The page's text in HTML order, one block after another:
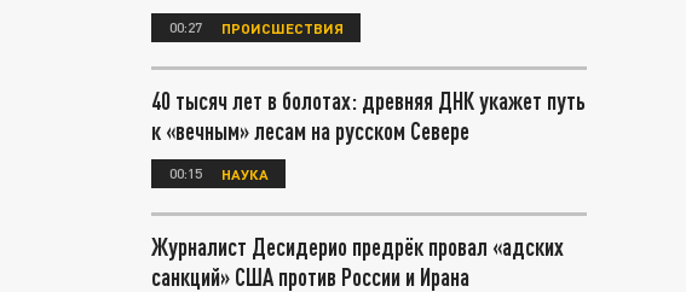
00:27 ПРОИСШЕСТВИЯ
40 тысяч лет в болотах: древняя ДНК укажет путь
к «вечным» лесам на русском Севере
00:15 НАУКА
Журналист Десидерио предрёк провал «адских
санкций» США против России и Ирана